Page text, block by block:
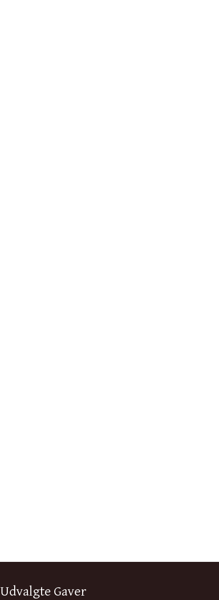
Udvalgte Gaver